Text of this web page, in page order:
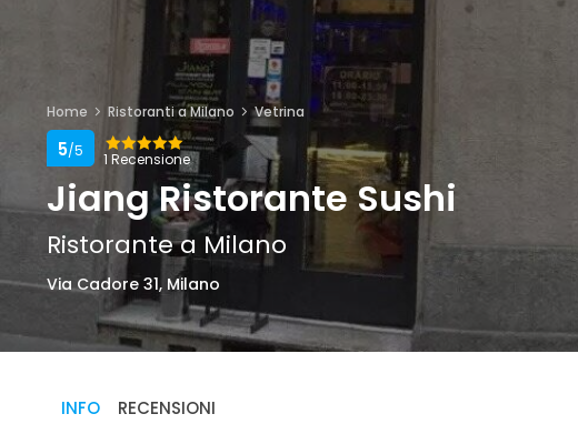
Home Ristoranti a Milano Vetrina
1 Recensione
5/5
Jiang Ristorante Sushi
Ristorante a Milano
Via Cadore 31, Milano
INFO RECENSIONI